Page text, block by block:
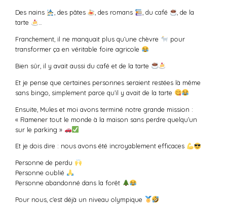
Des nains , des pâtes , des romans , du café
, de la
tarte
…
Franchement, il ne manquait plus qu’une chèvre
pour
transformer ça en véritable foire agricole
Bien sûr, il y avait aussi du café et de la tarte
Et je pense que certaines personnes seraient restées là même
sans bingo, simplement parce qu’il y avait de la tarte
Ensuite, Mules et moi avons terminé notre grande mission :
« Ramener tout le monde à la maison sans perdre quelqu’un
sur le parking »
Et je dois dire : nous avons été incroyablement efficaces
Personne de perdu
Personne oublié
Personne abandonné dans la forêt
Pour nous, c’est déjà un niveau olympique